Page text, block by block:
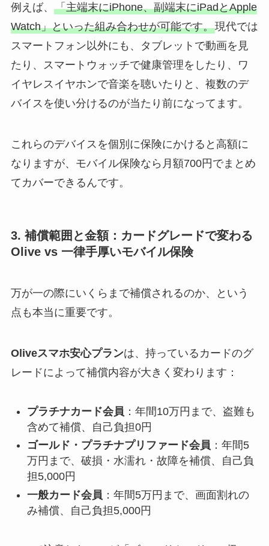
例えば、 「主端末にiPhone、副端末にiPadとApple
Watch」といった組み合わせが可能です。現代では
スマートフォン以外にも、タブレットで動画を見
たり、スマートウォッチで健康管理をしたり、ワ
イヤレスイヤホンで音楽を聴いたりと、複数のデ
バイスを使い分けるのが当たり前になってます。
これらのデバイスを個別に保険にかけると高額に
なりますが、モバイル保険なら月額700円でまとめ
てカバーできるんです。
3. 補償範囲と金額：カードグレードで変わる
Olive vs 一律手厚いモバイル保険
万が一の際にいくらまで補償されるのか、という
点も本当に重要です。
Oliveスマホ安心プランは、持っているカードのグ
レードによって補償内容が大きく変わります：
プラチナカード会員 ：年間10万円まで、盗難も
含めて補償、自己負担0円
ゴールド・プラチナプリファード会員 ：年間5
万円まで、破損・水濡れ・故障を補償、自己負
担5,000円
一般カード会員 ：年間5万円まで、画面割れの
み補償、自己負担5,000円